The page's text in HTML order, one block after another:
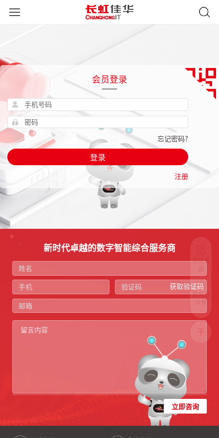
会员登录
忘记密码?
登录
注册
项目咨
微信公
众号
新时代卓越的数字智能综合服务商
获取验证码
立即咨询